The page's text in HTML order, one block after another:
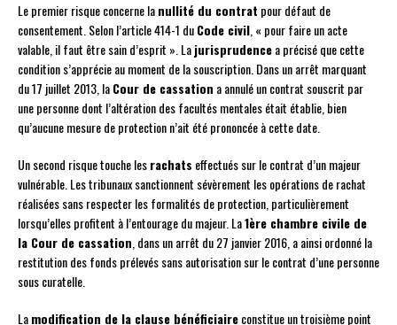
Le premier risque concerne lanullité du contrat pour défaut de
consentement. Selon l’article 414-1 duCode civil , « pour faire un acte
valable, il faut être sain d’esprit ». Lajurisprudencea précisé que cette
condition s’apprécie au moment de la souscription. Dans un arrêt marquant
du 17 juillet 2013, laCour de cassation a annulé un contrat souscrit par
une personne dont l’altération des facultés mentales était établie, bien
qu’aucune mesure de protection n’ait été prononcée à cette date.
Un second risque touche lesrachats effectués sur le contrat d’un majeur
vulnérable. Les tribunaux sanctionnent sévèrement les opérations de rachat
réalisées sans respecter les formalités de protection, particulièrement
lorsqu’elles profitent à l’entourage du majeur. La1ère chambre civile de
la Cour de cassation , dans un arrêt du 27 janvier 2016, a ainsi ordonné la
restitution des fonds prélevés sans autorisation sur le contrat d’une personne
sous curatelle.
Lamodification de la clause bénéficiaireconstitue un troisième point